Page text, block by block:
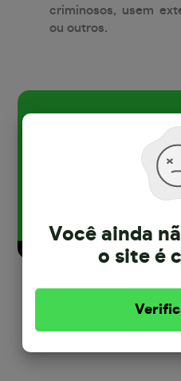
criminosos, usem
ou outros.
Você ainda
o site é